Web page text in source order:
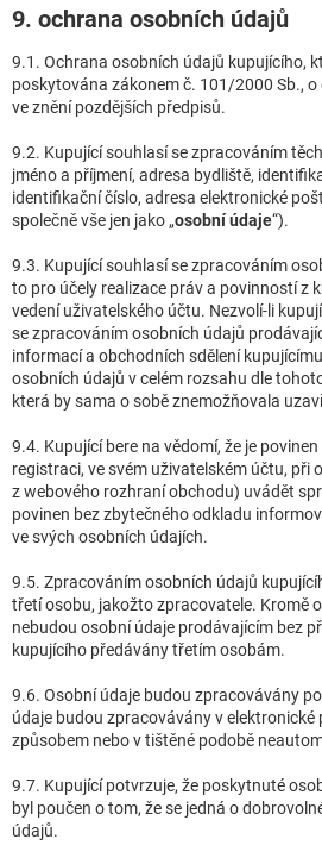
9. ochrana osobních údajů
9.1. Ochrana osobních údajů kupujícího,
poskytována zákonem č. 101/2000 Sb.,
ve znění pozdějších předpisů.
9.2. Kupující souhlasí se zpracováním
jméno a příjmení, adresa bydliště,
identifikační číslo, adresa elektronické
společně vše jen jako „osobní údaje“).
9.3. Kupující souhlasí se zpracováním
to pro účely realizace práv a povinností z
vedení uživatelského účtu. Nezvolí-li
se zpracováním osobních údajů
informací a obchodních sdělení
osobních údajů v celém rozsahu dle
která by sama o sobě znemožňovala
9.4. Kupující bere na vědomí, že je
registraci, ve svém uživatelském účtu, při
z webového rozhraní obchodu) uvádět
povinen bez zbytečného odkladu
ve svých osobních údajích.
9.5. Zpracováním osobních údajů
třetí osobu, jakožto zpracovatele. Kromě
nebudou osobní údaje prodávajícím bez
kupujícího předávány třetím osobám.
9.6. Osobní údaje budou zpracovávány
údaje budou zpracovávány v
způsobem nebo v tištěné podobě
9.7. Kupující potvrzuje, že poskytnuté
byl poučen o tom, že se jedná o
údajů.